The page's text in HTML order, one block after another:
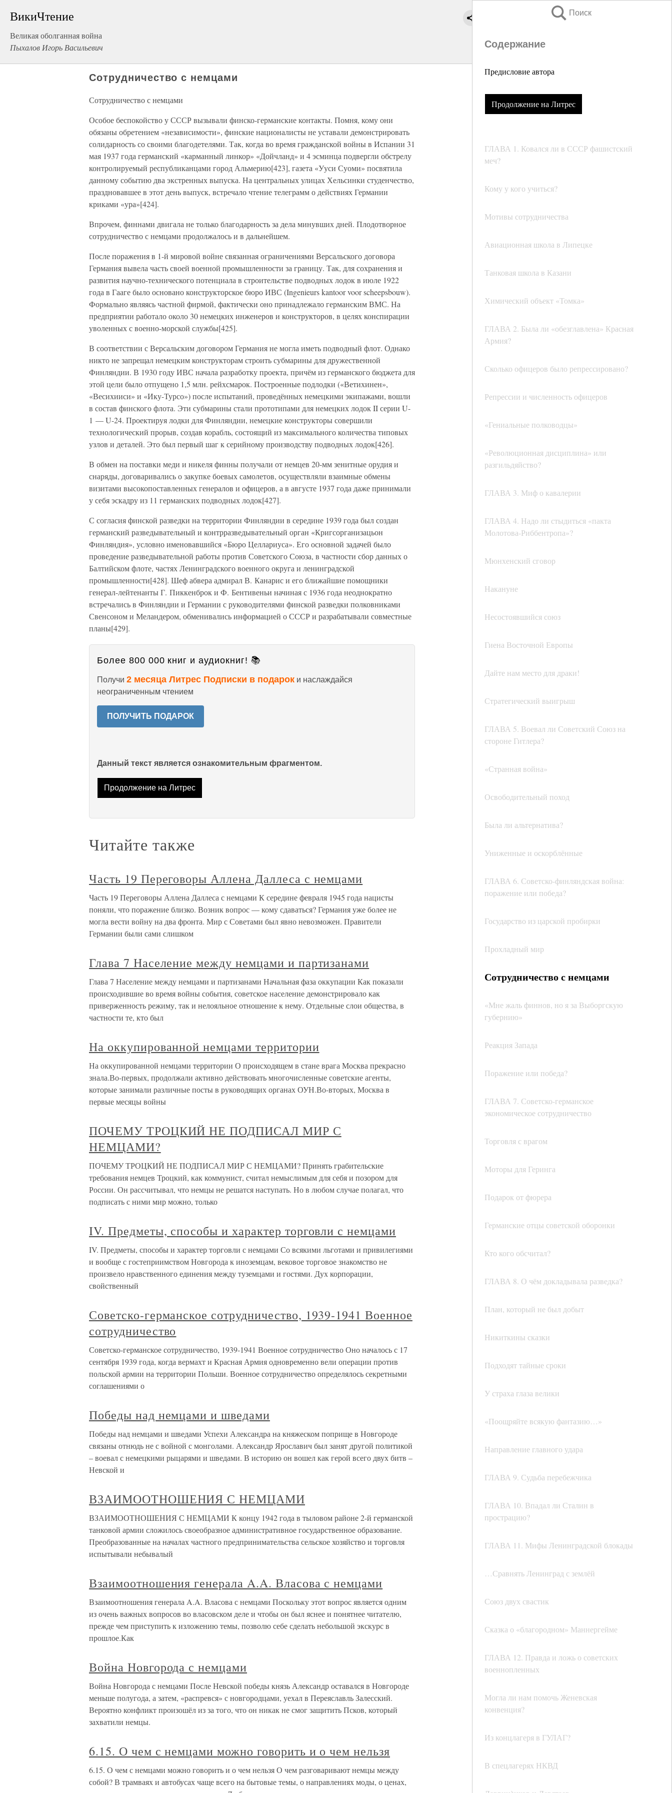
ВикиЧтение
Великая оболганная война
Пыхалов Игорь Васильевич
Поиск
Содержание
Предисловие автора
Продолжение на Литрес
ГЛАВА 1. Ковался ли в СССР фашистский
меч?
Кому у кого учиться?
Мотивы сотрудничества
Авиационная школа в Липецке
Танковая школа в Казани
Химический объект «Томка»
ГЛАВА 2. Была ли «обезглавлена» Красная
Армия?
Сколько офицеров было репрессировано?
Репрессии и численность офицеров
«Гениальные полководцы»
«Революционная дисциплина» или
разгильдяйство?
ГЛАВА 3. Миф о кавалерии
ГЛАВА 4. Надо ли стыдиться «пакта
Молотова-Риббентропа»?
Мюнхенский сговор
Накануне
Несостоявшийся союз
Гиена Восточной Европы
Дайте нам место для драки!
Стратегический выигрыш
ГЛАВА 5. Воевал ли Советский Союз на
стороне Гитлера?
«Странная война»
Освободительный поход
Была ли альтернатива?
Униженные и оскорблённые
ГЛАВА 6. Советско-финляндская война:
поражение или победа?
Государство из царской пробирки
Прохладный мир
Сотрудничество с немцами
«Мне жаль финнов, но я за Выборгскую
губернию»
Реакция Запада
Поражение или победа?
ГЛАВА 7. Советско-германское
экономическое сотрудничество
Торговля с врагом
Моторы для Геринга
Подарок от фюрера
Германские отцы советской оборонки
Кто кого обсчитал?
ГЛАВА 8. О чём докладывала разведка?
План, который не был добыт
Никиткины сказки
Подходят тайные сроки
У страха глаза велики
«Поощряйте всякую фантазию…»
Направление главного удара
ГЛАВА 9. Судьба перебежчика
ГЛАВА 10. Впадал ли Сталин в
прострацию?
ГЛАВА 11. Мифы Ленинградской блокады
…Сравнять Ленинград с землёй
Союз двух свастик
Сказка о «благородном» Маннергейме
ГЛАВА 12. Правда и ложь о советских
военнопленных
Могла ли нам помочь Женевская
конвенция?
Из концлагеря в ГУЛАГ?
В спецлагерях НКВД
Сотрудничество с немцами
Сотрудничество с немцами
Особое беспокойство у СССР вызывали финско-германские контакты. Помня, кому они
обязаны обретением «независимости», финские националисты не уставали демонстрировать
солидарность со своими благодетелями. Так, когда во время гражданской войны в Испании 31
мая 1937 года германский «карманный линкор» «Дойчланд» и 4 эсминца подвергли обстрелу
контролируемый республиканцами город Альмерию[423], газета «Ууси Суоми» посвятила
данному событию два экстренных выпуска. На центральных улицах Хельсинки студенчество,
праздновавшее в этот день выпуск, встречало чтение телеграмм о действиях Германии
криками «ура»[424].
Впрочем, финнами двигала не только благодарность за дела минувших дней. Плодотворное
сотрудничество с немцами продолжалось и в дальнейшем.
После поражения в 1-й мировой войне связанная ограничениями Версальского договора
Германия вывела часть своей военной промышленности за границу. Так, для сохранения и
развития научно-технического потенциала в строительстве подводных лодок в июле 1922
года в Гааге было основано конструкторское бюро ИВС (Ingenieurs kantoor voor scheepsbouw).
Формально являясь частной фирмой, фактически оно принадлежало германским ВМС. На
предприятии работало около 30 немецких инженеров и конструкторов, в целях конспирации
уволенных с военно-морской службы[425].
В соответствии с Версальским договором Германия не могла иметь подводный флот. Однако
никто не запрещал немецким конструкторам строить субмарины для дружественной
Финляндии. В 1930 году ИВС начала разработку проекта, причём из германского бюджета для
этой цели было отпущено 1,5 млн. рейхсмарок. Построенные подлодки («Ветихинен»,
«Весихииси» и «Ику-Турсо») после испытаний, проведённых немецкими экипажами, вошли
в состав финского флота. Эти субмарины стали прототипами для немецких лодок II серии U-
1 — U-24. Проектируя лодки для Финляндии, немецкие конструкторы совершили
технологический прорыв, создав корабль, состоящий из максимального количества типовых
узлов и деталей. Это был первый шаг к серийному производству подводных лодок[426].
В обмен на поставки меди и никеля финны получали от немцев 20-мм зенитные орудия и
снаряды, договаривались о закупке боевых самолетов, осуществляли взаимные обмены
визитами высокопоставленных генералов и офицеров, а в августе 1937 года даже принимали
у себя эскадру из 11 германских подводных лодок[427].
С согласия финской разведки на территории Финляндии в середине 1939 года был создан
германский разведывательный и контрразведывательный орган «Кригсорганизацьон
Финляндия», условно именовавшийся «Бюро Целлариуса». Его основной задачей было
проведение разведывательной работы против Советского Союза, в частности сбор данных о
Балтийском флоте, частях Ленинградского военного округа и ленинградской
промышленности[428]. Шеф абвера адмирал В. Канарис и его ближайшие помощники
генерал-лейтенанты Г. Пиккенброк и Ф. Бентивеньи начиная с 1936 года неоднократно
встречались в Финляндии и Германии с руководителями финской разведки полковниками
Свенсоном и Меландером, обменивались информацией о СССР и разрабатывали совместные
планы[429].
Более 800 000 книг и аудиокниг! 📚
Получи 2 месяца Литрес Подписки в подарок и наслаждайся
неограниченным чтением
ПОЛУЧИТЬ ПОДАРОК
Данный текст является ознакомительным фрагментом.
Продолжение на Литрес
Читайте также
Часть 19 Переговоры Аллена Даллеса с немцами
Часть 19 Переговоры Аллена Даллеса с немцами К середине февраля 1945 года нацисты
поняли, что поражение близко. Возник вопрос — кому сдаваться? Германия уже более не
могла вести войну на два фронта. Мир с Советами был явно невозможен. Правители
Германии были сами слишком
Глава 7 Население между немцами и партизанами
Глава 7 Население между немцами и партизанами Начальная фаза оккупации Как показали
происходившие во время войны события, советское население демонстрировало как
приверженность режиму, так и нелояльное отношение к нему. Отдельные слои общества, в
частности те, кто был
На оккупированной немцами территории
На оккупированной немцами территории О происходящем в стане врага Москва прекрасно
знала.Во-первых, продолжали активно действовать многочисленные советские агенты,
которые занимали различные посты в руководящих органах ОУН.Во-вторых, Москва в
первые месяцы войны
ПОЧЕМУ ТРОЦКИЙ НЕ ПОДПИСАЛ МИР С
НЕМЦАМИ?
ПОЧЕМУ ТРОЦКИЙ НЕ ПОДПИСАЛ МИР С НЕМЦАМИ? Принять грабительские
требования немцев Троцкий, как коммунист, считал немыслимым для себя и позором для
России. Он рассчитывал, что немцы не решатся наступать. Но в любом случае полагал, что
подписать с ними мир можно, только
IV. Предметы, способы и характер торговли с немцами
IV. Предметы, способы и характер торговли с немцами Со всякими льготами и привилегиями
и вообще с гостеприимством Новгорода к иноземцам, вековое торговое знакомство не
произвело нравственного единения между туземцами и гостями. Дух корпорации,
свойственный
Советско-германское сотрудничество, 1939-1941 Военное
сотрудничество
Советско-германское сотрудничество, 1939-1941 Военное сотрудничество Оно началось с 17
сентября 1939 года, когда вермахт и Красная Армия одновременно вели операции против
польской армии на территории Польши. Военное сотрудничество определялось секретными
соглашениями о
Победы над немцами и шведами
Победы над немцами и шведами Успехи Александра на княжеском поприще в Новгороде
связаны отнюдь не с войной с монголами. Александр Ярославич был занят другой политикой
– воевал с немецкими рыцарями и шведами. В историю он вошел как герой всего двух битв –
Невской и
ВЗАИМООТНОШЕНИЯ С НЕМЦАМИ
ВЗАИМООТНОШЕНИЯ С НЕМЦАМИ К концу 1942 года в тыловом районе 2-й германской
танковой армии сложилось своеобразное административное государственное образование.
Преобразованные на началах частного предпринимательства сельское хозяйство и торговля
испытывали небывалый
Взаимоотношения генерала A.A. Власова с немцами
Взаимоотношения генерала A.A. Власова с немцами Поскольку этот вопрос является одним
из очень важных вопросов во власовском деле и чтобы он был яснее и понятнее читателю,
прежде чем приступить к изложению темы, позволю себе сделать небольшой экскурс в
прошлое.Как
Война Новгорода с немцами
Война Новгорода с немцами После Невской победы князь Александр оставался в Новгороде
меньше полугода, а затем, «распревся» с новгородцами, уехал в Переяславль Залесский.
Вероятно конфликт произошёл из за того, что он никак не смог защитить Псков, который
захватили немцы.
6.15. О чем с немцами можно говорить и о чем нельзя
6.15. О чем с немцами можно говорить и о чем нельзя О чем разговаривают немцы между
собой? В трамваях и автобусах чаще всего на бытовые темы, о направлениях моды, о ценах,